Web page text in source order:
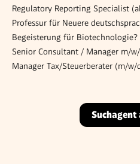
Regulatory Reporting Specialist
Professur für Neuere
Senior Consultant / Manager m/
Manager Tax/Steuerberater (m/w/
Suchagent